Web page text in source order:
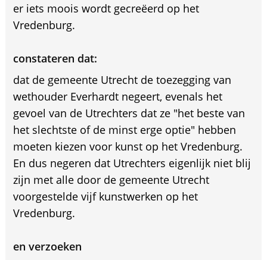
er iets moois wordt gecreëerd op het
Vredenburg.
constateren dat:
dat de gemeente Utrecht de toezegging van
wethouder Everhardt negeert, evenals het
gevoel van de Utrechters dat ze "het beste van
het slechtste of de minst erge optie" hebben
moeten kiezen voor kunst op het Vredenburg.
En dus negeren dat Utrechters eigenlijk niet blij
zijn met alle door de gemeente Utrecht
voorgestelde vijf kunstwerken op het
Vredenburg.
en verzoeken